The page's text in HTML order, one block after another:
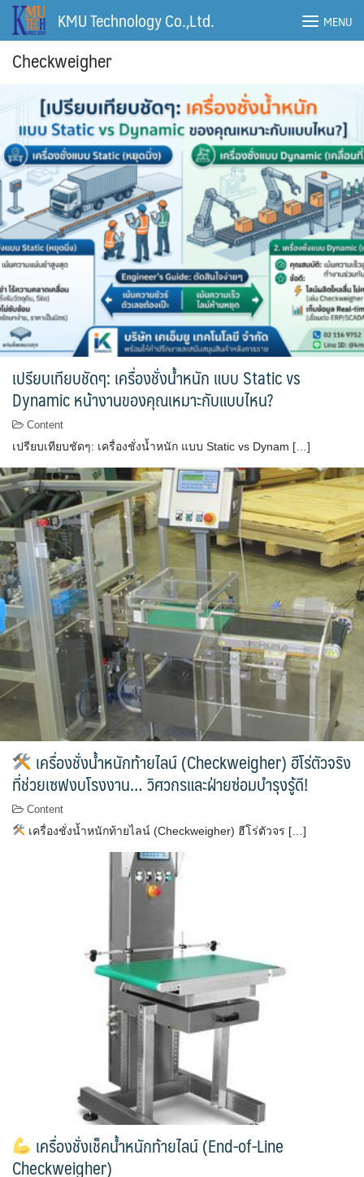
Skip
KMU Technology Co.,Ltd. MENU
Checkweigher
เปรียบเทียบชัดๆ: เครื่องชั่งน้ำหนัก แบบ Static vs
Dynamic หน้างานของคุณเหมาะกับแบบไหน?
Content
เปรียบเทียบชัดๆ: เครื่องชั่งน้ำหนัก แบบ Static vs Dynam […]
เครื่องชั่งน้ำหนักท้ายไลน์ (Checkweigher) ฮีโร่ตัวจริง
ที่ช่วยเซฟงบโรงงาน… วิศวกรและฝ่ายซ่อมบำรุงรู้ดี!
Content
เครื่องชั่งน้ำหนักท้ายไลน์ (Checkweigher) ฮีโร่ตัวจร […]
เครื่องชั่งเช็คน้ำหนักท้ายไลน์ (End-of-Line
Checkweigher)